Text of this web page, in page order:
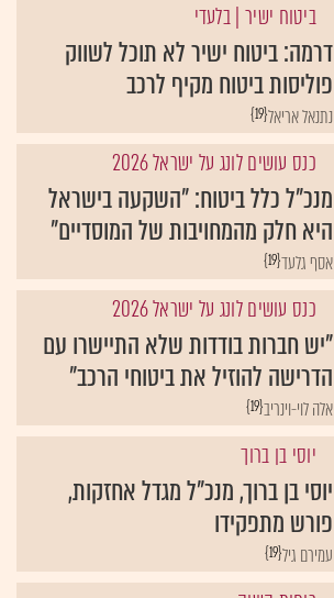
ביטוח ישיר | בלעדי
דרמה: ביטוח ישיר לא תוכל לשווק
פוליסות ביטוח מקיף לרכב
{19}נתנאל אריאל
כנס עושים לונג על ישראל 2026
מנכ"ל כלל ביטוח: "השקעה בישראל
היא חלק מהמחויבות של המוסדיים"
{19}אסף גלעד
כנס עושים לונג על ישראל 2026
"יש חברות בודדות שלא התיישרו עם
הדרישה להוזיל את ביטוחי הרכב"
{19}אלה לוי-וינריב
יוסי בן ברוך
יוסי בן ברוך, מנכ"ל מגדל אחזקות,
פורש מתפקידו
{19}עמירם גיל